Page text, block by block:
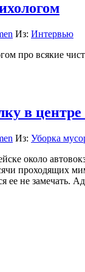
Из: Интервью
про всякие
в центре
Из: Уборка
около
проходящих
ее не замечать.